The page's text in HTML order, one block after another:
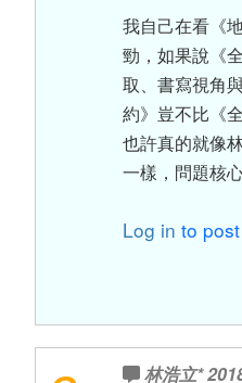
我自己在看《
勁，如果說《
取、書寫視角
約》豈不比《
也許真的就像
一樣，問題核
Log in to
林浩立*